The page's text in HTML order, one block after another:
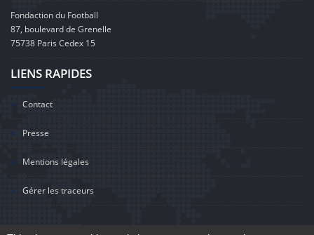
Fondaction du Football
87, boulevard de Grenelle
75738 Paris Cedex 15
LIENS RAPIDES
Contact
Presse
Mentions légales
Gérer les traceurs